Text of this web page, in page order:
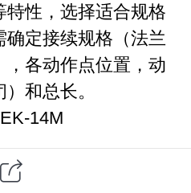
特性，选择适合规格
定接续规格（法兰
各动作点位置，动
和总长。
14M
铑（表层覆盖氧化